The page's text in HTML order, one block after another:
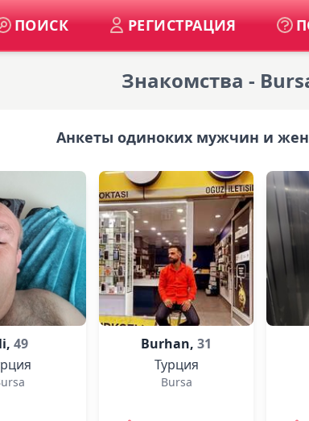
ПОИСК РЕГИСТРАЦИЯ
Знакомства -
Анкеты одиноких мужчин и
49
Burhan, 31
Турция
Bursa